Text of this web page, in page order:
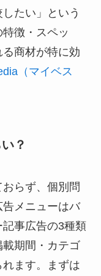
たい」という
徴・スペッ
商材が特に効
（マイベス
？
らず、個別問
メニューはバ
事広告の3種類
期間・カテゴ
ます。まずは